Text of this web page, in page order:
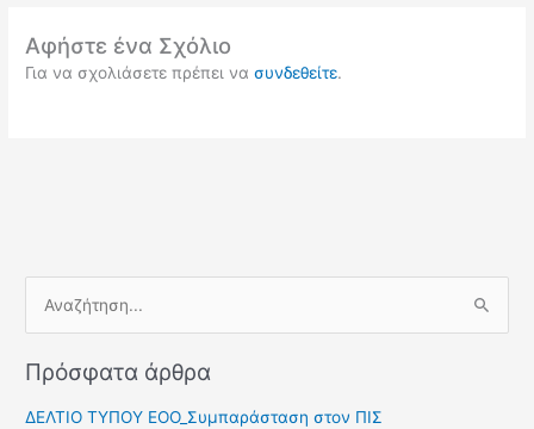
Αφήστε ένα Σχόλιο
Για να σχολιάσετε πρέπει νασυνδεθείτε.
ζ
Πρόσφατα άρθρα
ΔΕΛΤΙΟ ΤΥΠΟΥ ΕΟΟ_Συμπαράσταση στον ΠΙΣ